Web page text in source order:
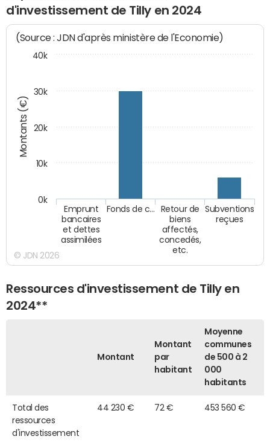
d'investissement de Tilly en 2024
Montants (€)
(Source : JDN d'après ministère de l'Economie)
Emprunt
bancaires
et dettes
assimilées
Fonds de c…
Retour de
biens
affectés,
concedés,
etc.
Subventions
reçues
0k
10k
20k
30k
40k
© JDN 2026
Ressources d'investissement de Tilly en
2024**
Montant
Montant
par
habitant
Moyenne
communes
de 500 à 2
000
habitants
Total des
ressources
d'investissement
44 230 € 72 € 453 560 €